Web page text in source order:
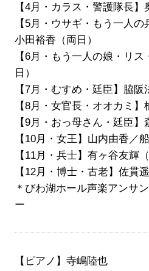
【4月・カラス・警護隊長
【5月・ウサギ・もう一人の
小田裕香（両日）
【6月・もう一人の娘・リ
日）
【7月・むすめ・廷臣】脇阪
【8月・女官長・オオカミ】
【9月・おっ母さん・廷臣】
【10月・女王】山内由香／
【11月・兵士】有ヶ谷友輝（
【12月・博士・古老】佐貫
＊びわ湖ホール声楽アンサ
ー
【ピアノ】寺嶋陸也